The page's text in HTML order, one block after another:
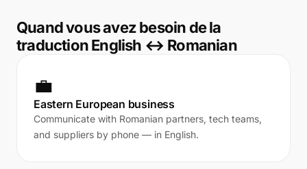
Quand vous avez besoin de la
traduction English ↔ Romanian
💼
Eastern European business
Communicate with Romanian partners, tech teams,
and suppliers by phone — in English.